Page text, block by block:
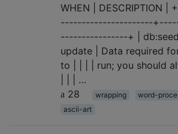
WHEN | DESCRIPTION
----------------------
----------------+ | db:seed
update | Data required
to | | | | run; you should
| | | …
28
wrapping word-
ascii-art